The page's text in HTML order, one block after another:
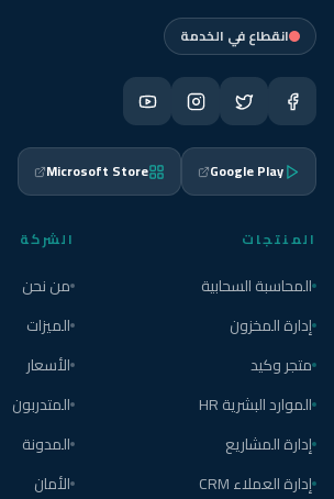
انقطاع في الخدمة
Google Play
Microsoft Store
المنتجات
المحاسبة السحابية
إدارة المخزون
متجر وكيد
الموارد البشرية HR
إدارة المشاريع
إدارة العملاء CRM
الشركة
من نحن
الميزات
الأسعار
المتدربون
المدونة
الأمان